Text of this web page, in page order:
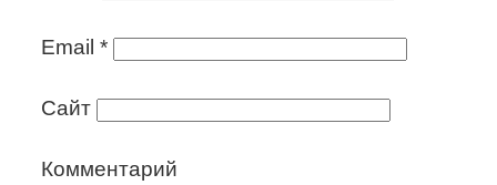
Email *
Сайт
Комментарий